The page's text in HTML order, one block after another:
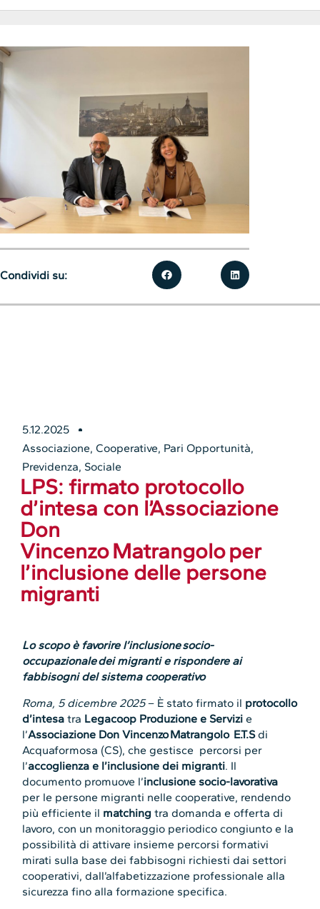
5.12.2025
Associazione,Cooperative, Pari Opportunità,
Previdenza, Sociale
LPS: firmato protocollo
d’intesa con l’Associazione
Don
Vincenzo Matrangolo per
l’inclusione delle persone
migranti
Lo scopo è favorire l’inclusione socio-
occupazionale dei migranti e rispondere ai
fabbisogni del sistema cooperativo
Roma, 5 dicembre 2025– È stato firmato il protocollo
d’intesa tra Legacoop Produzione e Servizi e
l’Associazione Don Vincenzo Matrangolo E.T.Sdi
Acquaformosa (CS), che gestisce percorsi per
l’accoglienza e l’inclusione dei migranti. Il
documento promuove l’inclusione socio-lavorativa
per le persone migranti nelle cooperative, rendendo
più efficiente il matching tra domanda e offerta di
lavoro, con un monitoraggio periodico congiunto e la
possibilità di attivare insieme percorsi formativi
mirati sulla base dei fabbisogni richiesti dai settori
cooperativi, dall’alfabetizzazione professionale alla
sicurezza fino alla formazione specifica.
Condividi su: